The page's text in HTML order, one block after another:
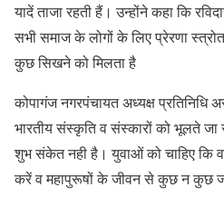
यादें ताजा रहती हैं। उन्होंने कहा कि
सभी समाज के लोगों के लिए प्रेरणा
कुछ सिखने को मिलता है
कोपागंज नगरपंचायत अध्यक्ष प्रतिनिधि
भारतीय संस्कृति व संस्कारों को भूलते जा
शुभ संकेत नही है। युवाओं को चाहिए कि
करें व महापुरूषों के जीवन से कुछ न कुछ